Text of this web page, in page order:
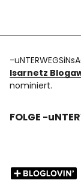
f I
-
Isarnetz
nominiert.
FOLGE -